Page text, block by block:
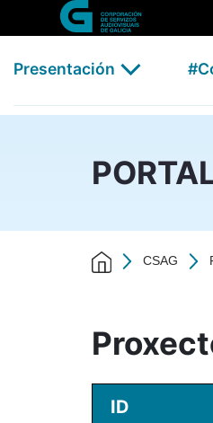
Skip to Main Content
Ley 6% - 2021
Presentación
CSAG
ID